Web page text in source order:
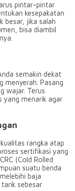
pintar-pintar
kesepakatan
besar, jika salah
bisa diambil
semakin dekat
menyerah. Pasang
wajar. Terus
yang menarik agar
rangka atap
sertifikasi yang
(Cold Rolled
suatu benda
baja
sebesar